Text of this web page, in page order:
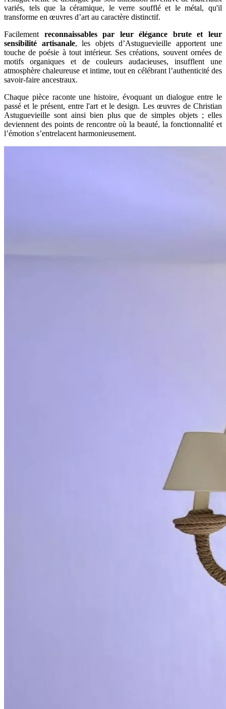
variés, tels que la céramique, le verre soufflé et le métal, qu'il
transforme en œuvres d’art au caractère distinctif.
Facilement reconnaissables par leur élégance brute et leur
sensibilité artisanale, les objets d’Astuguevieille apportent une
touche de poésie à tout intérieur. Ses créations, souvent ornées de
motifs organiques et de couleurs audacieuses, insufflent une
atmosphère chaleureuse et intime, tout en célébrant l’authenticité des
savoir-faire ancestraux.
Chaque pièce raconte une histoire, évoquant un dialogue entre le
passé et le présent, entre l'art et le design. Les œuvres de Christian
Astuguevieille sont ainsi bien plus que de simples objets ; elles
deviennent des points de rencontre où la beauté, la fonctionnalité et
l’émotion s’entrelacent harmonieusement.